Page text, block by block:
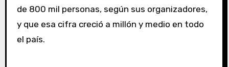
de 800 mil personas, según sus organizadores,
y que esa cifra creció a millón y medio en todo
el país.